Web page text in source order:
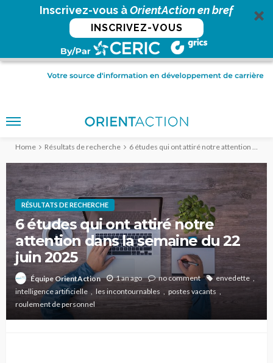
Inscrivez-vous àOrientAction en bref
INSCRIVEZ-VOUS
Home Résultats de recherche 6 études qui ont attiré notre attention dans la semaine du 22 juin 2025
RÉSULTATS DE RECHERCHE
6 études qui ont attiré notre
attention dans la semaine du 22
juin 2025
Équipe OrientAction 1 an ago no comment
envedette
intelligence artificielle
les incontournables
postes vacants
roulement de personnel